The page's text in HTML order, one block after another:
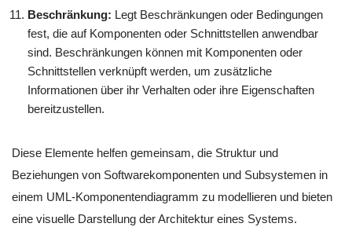
Beschränkung: Legt Beschränkungen oder Bedingungen
fest, die auf Komponenten oder Schnittstellen anwendbar
sind. Beschränkungen können mit Komponenten oder
Schnittstellen verknüpft werden, um zusätzliche
Informationen über ihr Verhalten oder ihre Eigenschaften
bereitzustellen.
Diese Elemente helfen gemeinsam, die Struktur und
Beziehungen von Softwarekomponenten und Subsystemen in
einem UML-Komponentendiagramm zu modellieren und bieten
eine visuelle Darstellung der Architektur eines Systems.